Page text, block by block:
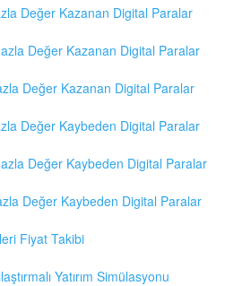
Değer Kazanan Digital Paralar
Değer Kazanan Digital Paralar
Değer Kazanan Digital Paralar
Değer Kaybeden Digital Paralar
Değer Kaybeden Digital Paralar
Değer Kaybeden Digital Paralar
Fiyat Takibi
Yatırım Simülasyonu